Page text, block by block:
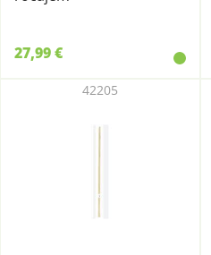
27,99 €
42205